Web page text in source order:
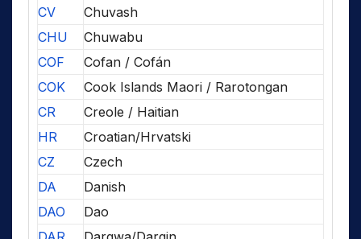
CV
Chuvash
CHU
Chuwabu
COF
Cofan / Cofán
COK
Cook Islands Maori / Rarotongan
CR
Creole / Haitian
HR
Croatian/Hrvatski
CZ
Czech
DA
Danish
DAO
Dao